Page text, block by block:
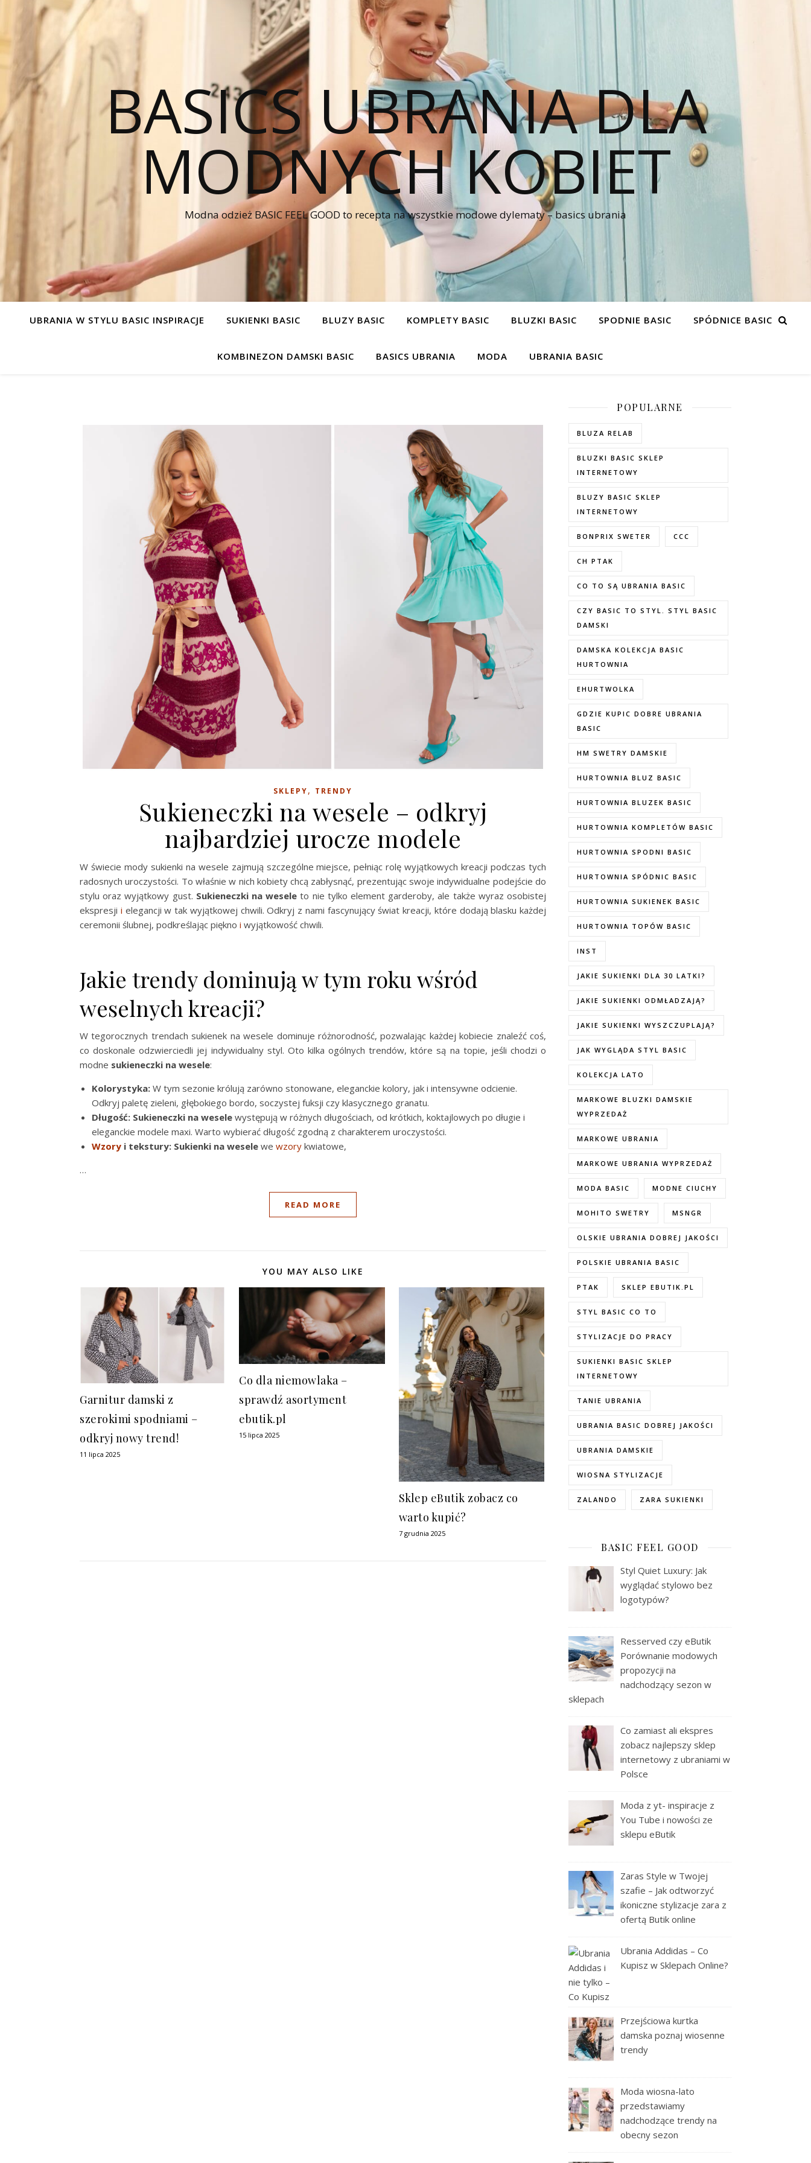
BASICS UBRANIA DLA
MODNYCH KOBIET
Modna odzież BASIC FEEL GOOD to recepta na wszystkie modowe dylematy – basics ubrania
UBRANIA W STYLU BASIC INSPIRACJE SUKIENKI BASIC BLUZY BASIC KOMPLETY BASIC BLUZKI BASIC SPODNIE BASIC SPÓDNICE BASIC
KOMBINEZON DAMSKI BASIC BASICS UBRANIA MODA UBRANIA BASIC
SKLEPY, TRENDY
Sukieneczki na wesele – odkryj
najbardziej urocze modele
W świecie mody sukienki na wesele zajmują szczególne miejsce, pełniąc rolę wyjątkowych kreacji podczas tych
radosnych uroczystości. To właśnie w nich kobiety chcą zabłysnąć, prezentując swoje indywidualne podejście do
stylu oraz wyjątkowy gust. Sukieneczki na wesele to nie tylko element garderoby, ale także wyraz osobistej
ekspresji i elegancji w tak wyjątkowej chwili. Odkryj z nami fascynujący świat kreacji, które dodają blasku każdej
ceremonii ślubnej, podkreślając piękno i wyjątkowość chwili.
Jakie trendy dominują w tym roku wśród
weselnych kreacji?
W tegorocznych trendach sukienek na wesele dominuje różnorodność, pozwalając każdej kobiecie znaleźć coś,
co doskonale odzwierciedli jej indywidualny styl. Oto kilka ogólnych trendów, które są na topie, jeśli chodzi o
modne sukieneczki na wesele:
Kolorystyka: W tym sezonie królują zarówno stonowane, eleganckie kolory, jak i intensywne odcienie.
Odkryj paletę zieleni, głębokiego bordo, soczystej fuksji czy klasycznego granatu.
Długość: Sukieneczki na wesele występują w różnych długościach, od krótkich, koktajlowych po długie i
eleganckie modele maxi. Warto wybierać długość zgodną z charakterem uroczystości.
Wzory i tekstury: Sukienki na wesele we wzory kwiatowe,
…
READ MORE
YOU MAY ALSO LIKE
Garnitur damski z
szerokimi spodniami –
odkryj nowy trend!
11 lipca 2025
Co dla niemowlaka –
sprawdź asortyment
ebutik.pl
15 lipca 2025
Sklep eButik zobacz co
warto kupić?
7 grudnia 2025
POPULARNE
BLUZA RELAB
BLUZKI BASIC SKLEP
INTERNETOWY
BLUZY BASIC SKLEP
INTERNETOWY
BONPRIX SWETER CCC
CH PTAK
CO TO SĄ UBRANIA BASIC
CZY BASIC TO STYL. STYL BASIC
DAMSKI
DAMSKA KOLEKCJA BASIC
HURTOWNIA
EHURTWOLKA
GDZIE KUPIC DOBRE UBRANIA
BASIC
HM SWETRY DAMSKIE
HURTOWNIA BLUZ BASIC
HURTOWNIA BLUZEK BASIC
HURTOWNIA KOMPLETÓW BASIC
HURTOWNIA SPODNI BASIC
HURTOWNIA SPÓDNIC BASIC
HURTOWNIA SUKIENEK BASIC
HURTOWNIA TOPÓW BASIC
INST
JAKIE SUKIENKI DLA 30 LATKI?
JAKIE SUKIENKI ODMŁADZAJĄ?
JAKIE SUKIENKI WYSZCZUPLAJĄ?
JAK WYGLĄDA STYL BASIC
KOLEKCJA LATO
MARKOWE BLUZKI DAMSKIE
WYPRZEDAŻ
MARKOWE UBRANIA
MARKOWE UBRANIA WYPRZEDAŻ
MODA BASIC MODNE CIUCHY
MOHITO SWETRY MSNGR
OLSKIE UBRANIA DOBREJ JAKOŚCI
POLSKIE UBRANIA BASIC
PTAK SKLEP EBUTIK.PL
STYL BASIC CO TO
STYLIZACJE DO PRACY
SUKIENKI BASIC SKLEP
INTERNETOWY
TANIE UBRANIA
UBRANIA BASIC DOBREJ JAKOŚCI
UBRANIA DAMSKIE
WIOSNA STYLIZACJE
ZALANDO ZARA SUKIENKI
BASIC FEEL GOOD
Styl Quiet Luxury: Jak
wyglądać stylowo bez
logotypów?
Resserved czy eButik
Porównanie modowych
propozycji na
nadchodzący sezon w
sklepach
Co zamiast ali ekspres
zobacz najlepszy sklep
internetowy z ubraniami w
Polsce
Moda z yt- inspiracje z
You Tube i nowości ze
sklepu eButik
Zaras Style w Twojej
szafie – Jak odtworzyć
ikoniczne stylizacje zara z
ofertą Butik online
Ubrania Addidas – Co
Kupisz w Sklepach Online?
Przejściowa kurtka
damska poznaj wiosenne
trendy
Moda wiosna-lato
przedstawiamy
nadchodzące trendy na
obecny sezon